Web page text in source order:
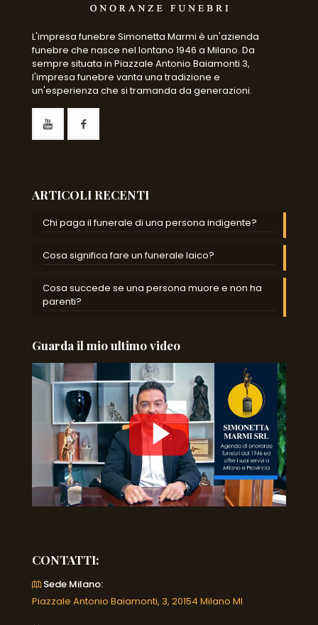
L'impresa funebre Simonetta Marmi è un'azienda
funebre che nasce nel lontano 1946 a Milano. Da
sempre situata in Piazzale Antonio Baiamonti 3,
l'impresa funebre vanta una tradizione e
un'esperienza che si tramanda da generazioni.
ARTICOLI RECENTI
Chi paga il funerale di una persona indigente?
Cosa significa fare un funerale laico?
Cosa succede se una persona muore e non ha
parenti?
Guarda il mio ultimo video
CONTATTI:
Sede Milano:
Piazzale Antonio Baiamonti, 3, 20154 Milano MI